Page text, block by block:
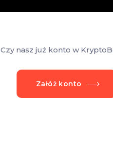
Czy nasz już konto w
Załóż konto